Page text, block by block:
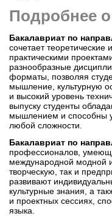
Подробнее
Бакалавриат по
сочетает
практическими
разнообразные
форматы, позволяя
мышление, культурную
и высокий уровень
выпуску студенты
мышлением и способны
любой сложности.
Бакалавриат по
профессионалов,
международной модной
творческую, так и
развивают
культурные знания, а
и проектных сессиях,
языка.